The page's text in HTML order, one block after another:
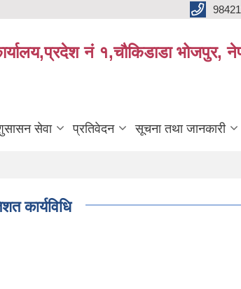
नं १,चौकिडाडा भोजपुर,
सेवा प्रतिवेदन सूचना तथा जानकारी
कार्यविधि